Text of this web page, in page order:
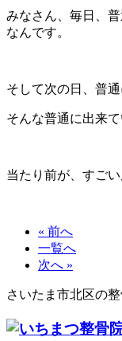
みなさん、毎日、
なんです。
そして次の日、普
そんな普通に出来
当たり前が、すごい
« 前へ
一覧へ
次へ »
さいたま市北区の